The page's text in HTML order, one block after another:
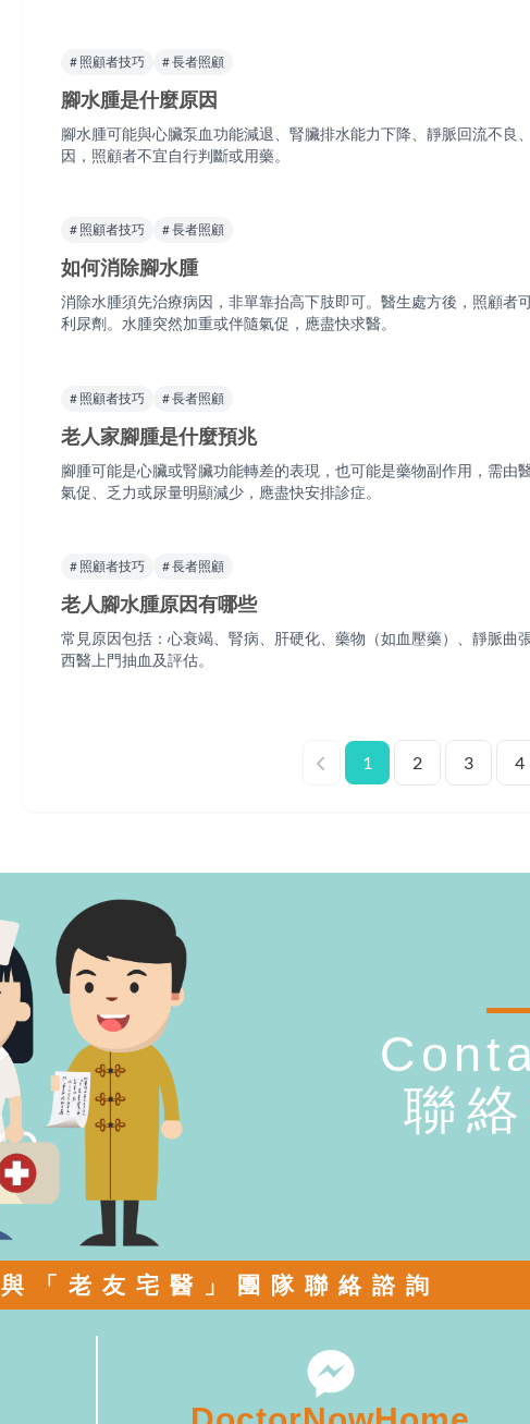
# 照顧者技巧 # 長者照顧
腳水腫是什麼原因
腳水腫可能與心臟泵血功能減退、腎臟排水能力下降、靜脈回流不良
因，照顧者不宜自行判斷或用藥。
# 照顧者技巧 # 長者照顧
如何消除腳水腫
消除水腫須先治療病因，非單靠抬高下肢即可。醫生處方後，照顧者
利尿劑。水腫突然加重或伴隨氣促，應盡快求醫。
# 照顧者技巧 # 長者照顧
老人家腳腫是什麼預兆
腳腫可能是心臟或腎臟功能轉差的表現，也可能是藥物副作用，需
氣促、乏力或尿量明顯減少，應盡快安排診症。
# 照顧者技巧 # 長者照顧
老人腳水腫原因有哪些
常見原因包括：心衰竭、腎病、肝硬化、藥物（如血壓藥）、靜脈曲
西醫上門抽血及評估。
1 2 3 4
聯
與「老友宅醫」團隊聯絡諮詢